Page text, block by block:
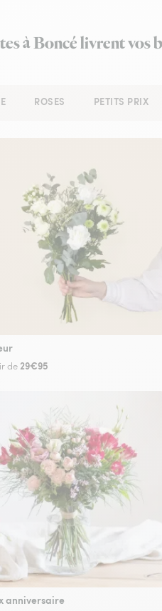
à Boncé livrent vos
ROSES PETITS PRIX
de 29€95
anniversaire